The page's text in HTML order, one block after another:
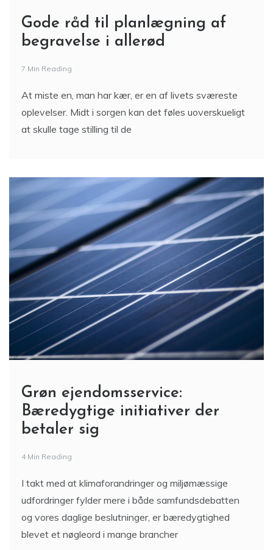
Gode råd til planlægning af
begravelse i allerød
7 Min Reading
At miste en, man har kær, er en af livets sværeste
oplevelser. Midt i sorgen kan det føles uoverskueligt
at skulle tage stilling til de
Grøn ejendomsservice:
Bæredygtige initiativer der
betaler sig
4 Min Reading
I takt med at klimaforandringer og miljømæssige
udfordringer fylder mere i både samfundsdebatten
og vores daglige beslutninger, er bæredygtighed
blevet et nøgleord i mange brancher